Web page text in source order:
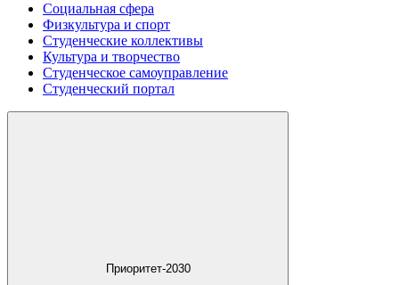
Социальная сфера
Физкультура и спорт
Студенческие коллективы
Культура и творчество
Студенческое самоуправление
Студенческий портал
Приоритет-2030